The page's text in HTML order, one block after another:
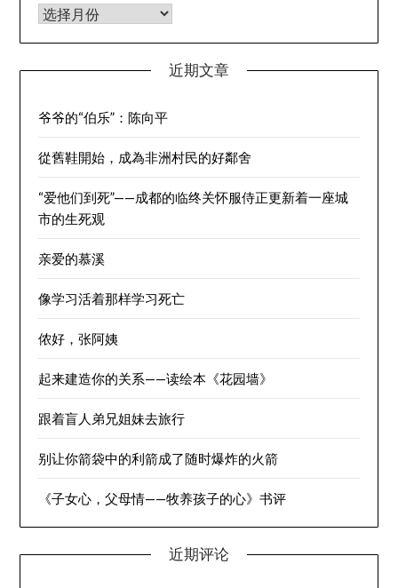
归档
近期文章
爷爷的“伯乐”：陈向平
從舊鞋開始，成為非洲村民的好鄰舍
“爱他们到死”——成都的临终关怀服侍正更新着一座城
市的生死观
亲爱的慕溪
像学习活着那样学习死亡
侬好，张阿姨
起来建造你的关系——读绘本《花园墙》
跟着盲人弟兄姐妹去旅行
别让你箭袋中的利箭成了随时爆炸的火箭
《子女心，父母情——牧养孩子的心》书评
近期评论